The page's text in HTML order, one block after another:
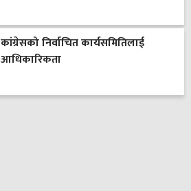
कांग्रेसको निर्वाचित कार्यसमितिलाई
आधिकारिकता